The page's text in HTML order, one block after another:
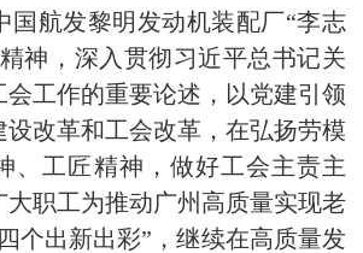
国航发黎明发动机装配厂“李志
神，深入贯彻习近平总书记关
工作的重要论述，以党建引领
设改革和工会改革，在弘扬劳模
、工匠精神，做好工会主责主
大职工为推动广州高质量实现老
个出新出彩”，继续在高质量发